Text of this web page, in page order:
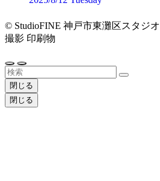
© StudioFINE 神戸市東灘区スタジ
撮影 印刷物
閉じる
閉じる